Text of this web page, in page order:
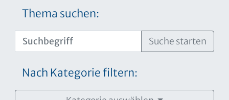
Thema suchen:
Suche starten
Nach Kategorie filtern: